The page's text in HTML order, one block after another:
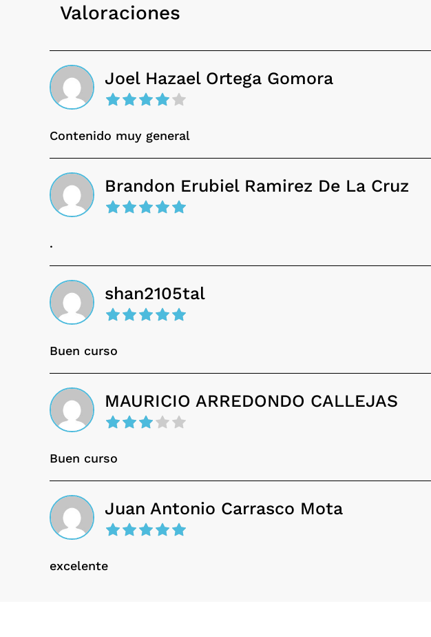
Valoraciones
Joel Hazael Ortega Gomora
Contenido muy general
Brandon Erubiel Ramirez De La Cruz
.
shan2105tal
Buen curso
MAURICIO ARREDONDO CALLEJAS
Buen curso
Juan Antonio Carrasco Mota
excelente